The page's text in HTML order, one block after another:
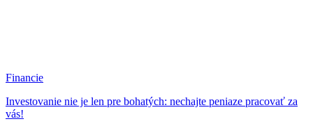
Financie
Investovanie nie je len pre bohatých: nechajte peniaze pracovať za
vás!